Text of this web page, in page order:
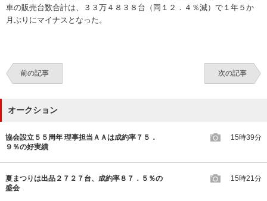
車の販売台数合計は、３３万４８３８台（同１２．４％減）で１年５か
月ぶりにマイナスとなった。
前の記事 次の記事
オークション
協会設立５５周年 理事担当ＡＡは成約率７５．
９％の好実績
15時39分
夏まつりは出品２７２７台、成約率８７．５％の
盛会
15時21分